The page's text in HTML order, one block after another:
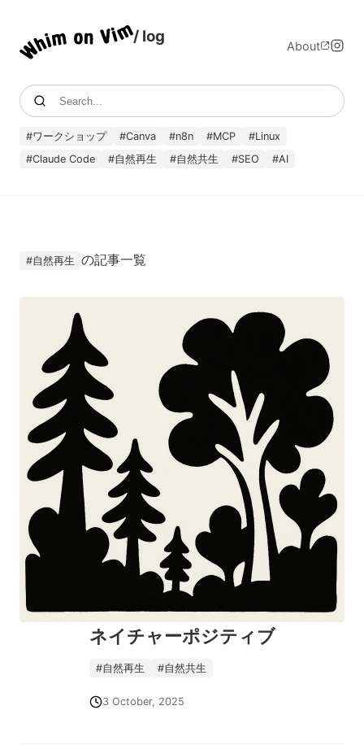
/ log About
#ワークショップ #Canva #n8n #MCP #Linux
#Claude Code #自然再生 #自然共生 #SEO #AI
#自然再生 の記事一覧
ネイチャーポジティブ
#自然再生 #自然共生
3 October, 2025